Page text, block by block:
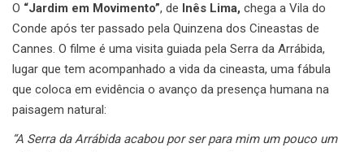
O “Jardim em Movimento”, de Inês Lima, chega a Vila do
Conde após ter passado pela Quinzena dos Cineastas de
Cannes. O filme é uma visita guiada pela Serra da Arrábida,
lugar que tem acompanhado a vida da cineasta, uma fábula
que coloca em evidência o avanço da presença humana na
paisagem natural:
“A Serra da Arrábida acabou por ser para mim um pouco um